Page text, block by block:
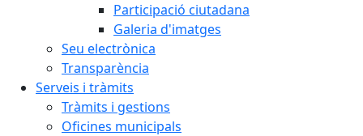
Participació ciutadana
Galeria d'imatges
Seu electrònica
Transparència
Serveis i tràmits
Tràmits i gestions
Oficines municipals